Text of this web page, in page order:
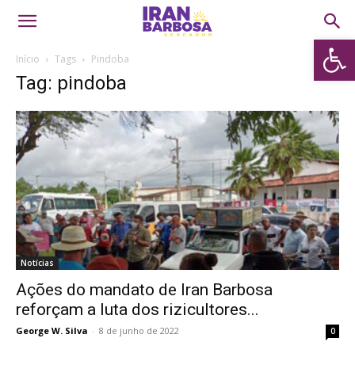
Abrir
Início Tags Pindoba
Tag: pindoba
Notícias
Ações do mandato de Iran Barbosa
reforçam a luta dos rizicultores...
George W. Silva - 8 de junho de 2022 0